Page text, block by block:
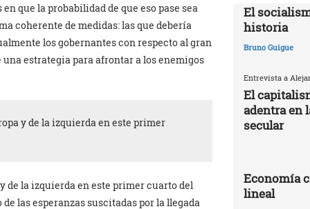
que la probabilidad de que eso pase sea
coherente de medidas: las que debería
los gobernantes con respecto al gran
estrategia para afrontar a los enemigos
y de la izquierda en este primer
de la izquierda en este primer cuarto del
las esperanzas suscitadas por la llegada
El
historia
Bruno Guigue
Entrevista a
El
adentra en
secular
Economía
lineal